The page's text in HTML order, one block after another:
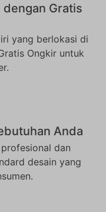
Gratis
yang berlokasi di
Ongkir untuk
Anda
dan
desain yang